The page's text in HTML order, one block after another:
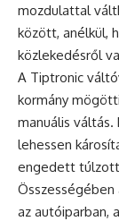
mozdulattal
között, anélkül,
közlekedésről
A Tiptronic
kormány
manuális
lehessen
engedett
az autóiparban,